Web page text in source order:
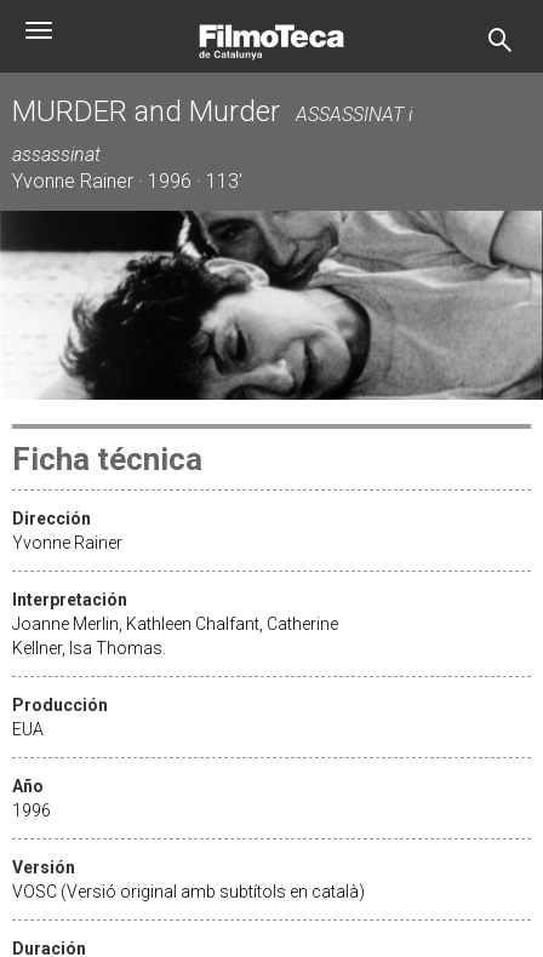
Toggle
MURDER and Murder
ASSASSINAT i
assassinat
Yvonne Rainer · 1996 · 113'
Ficha técnica
Dirección
Yvonne Rainer
Interpretación
Joanne Merlin, Kathleen Chalfant, Catherine
Kellner, Isa Thomas.
Producción
EUA
Año
1996
Versión
VOSC (Versió original amb subtítols en català)
Duración